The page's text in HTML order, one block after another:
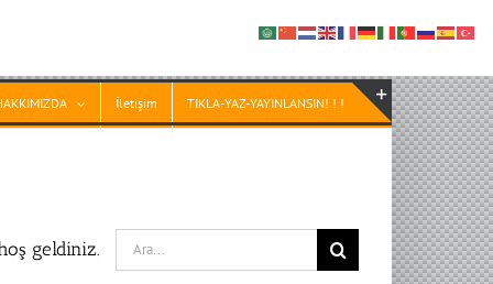
İletişim TIKLA-YAZ-YAYINLANSIN! ! !
geldiniz.
Search
for:
Toggle
Sliding
Bar
Area